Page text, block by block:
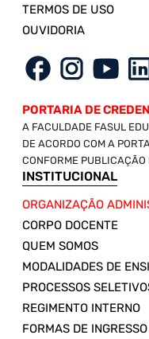
TERMOS DE USO
OUVIDORIA
PORTARIA DE
A FACULDADE FASUL
DE ACORDO COM A
CONFORME
INSTITUCIONAL
ORGANIZAÇÃO
CORPO DOCENTE
QUEM SOMOS
MODALIDADES DE
PROCESSOS
REGIMENTO INTERNO
FORMAS DE INGRESSO